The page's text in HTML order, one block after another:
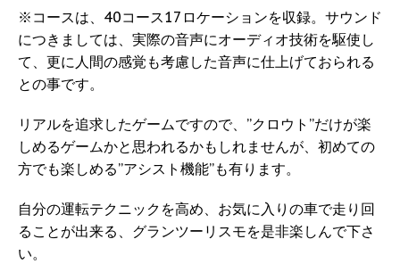
※コースは、40コース17ロケーションを収録。サウンド
につきましては、実際の音声にオーディオ技術を駆使し
て、更に人間の感覚も考慮した音声に仕上げておられる
との事です。
リアルを追求したゲームですので、”クロウト”だけが楽
しめるゲームかと思われるかもしれませんが、初めての
方でも楽しめる”アシスト機能”も有ります。
自分の運転テクニックを高め、お気に入りの車で走り回
ることが出来る、グランツーリスモを是非楽しんで下さ
い。